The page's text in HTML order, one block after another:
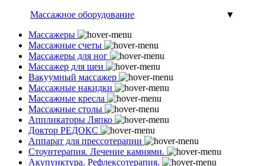
Массажное оборудование
▼
Массажеры
Массажные счеты
Массажеры для ног
Массажер для шеи
Вакуумный массажер
Массажные накидки
Массажные кресла
Массажные столы
Аппликаторы Ляпко
Доктор РЕДОКС
Аппарат для прессотерапии
Стоунтерапия. Лечение камнями.
Акупунктура. Рефлексотерапия.